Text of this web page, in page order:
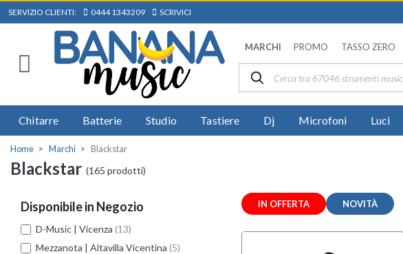
SERVIZIO CLIENTI: 0444 1343209 SCRIVICI
MARCHI PROMO TASSO ZERO
Chitarre Batterie Studio Tastiere Dj Microfoni Luci
Home Marchi Blackstar
Blackstar (165 prodotti)
Disponibile in Negozio
D-Music | Vicenza (13)
Mezzanota | Altavilla Vicentina (5)
IN OFFERTA NOVITÀ